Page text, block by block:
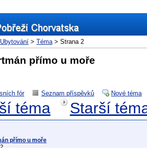
Ubytování > Téma> Strana 2
přímo u moře
fór Seznam příspěvků Nové téma
téma Starší
přímo u moře